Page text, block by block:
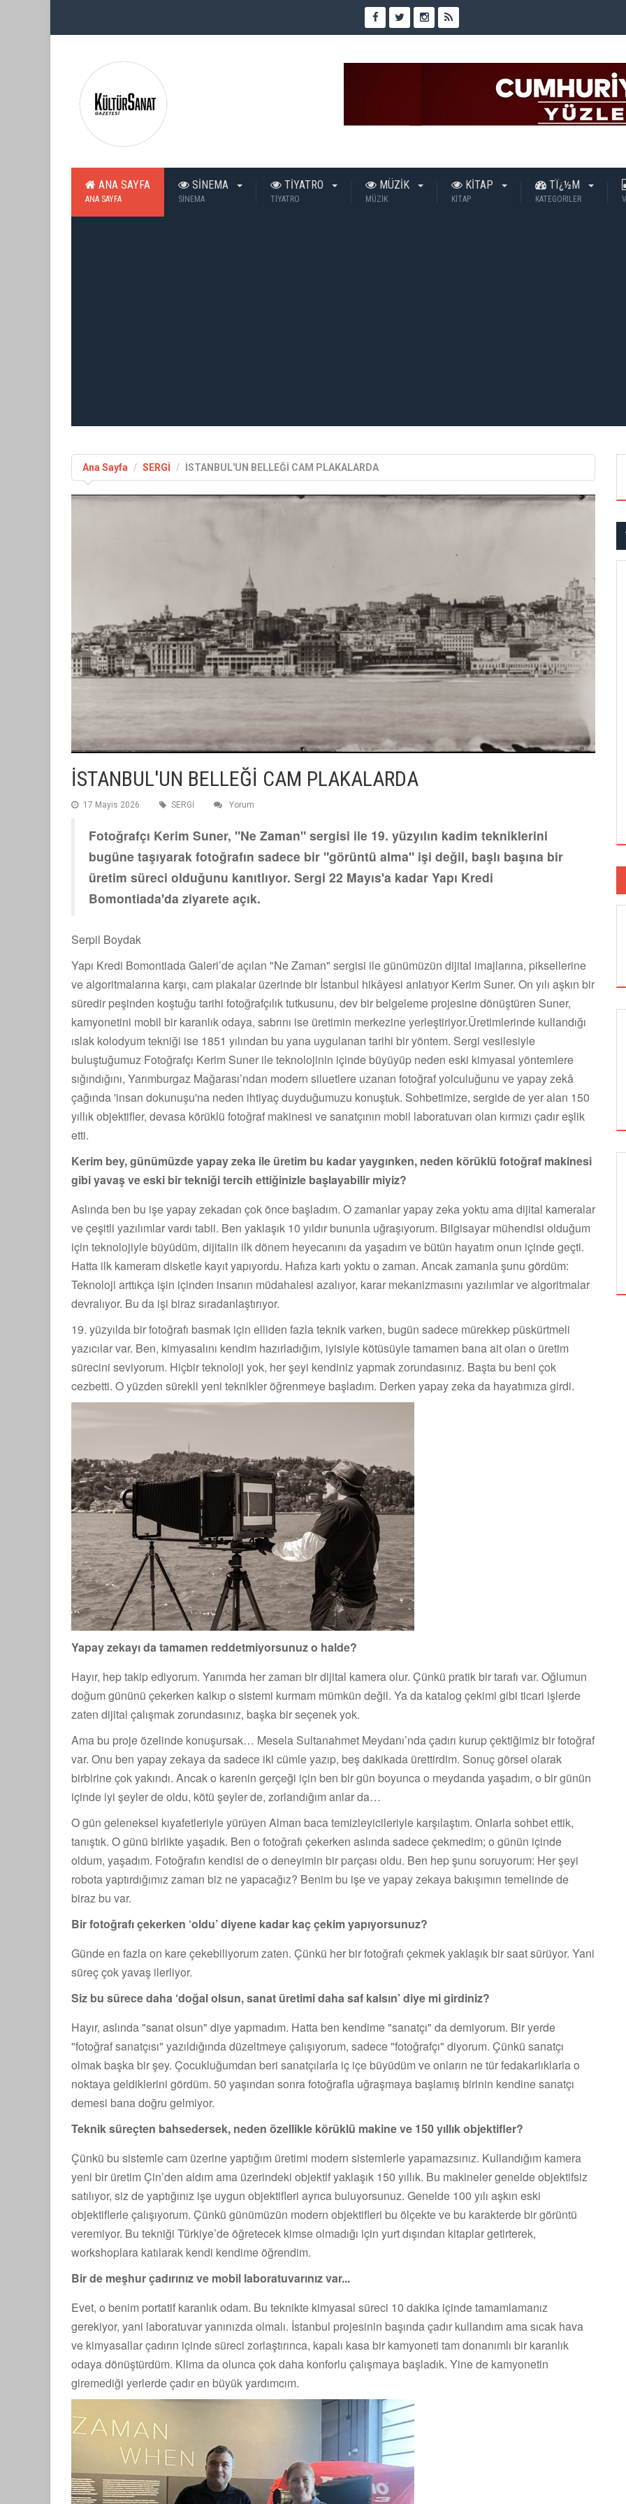
ANA SAYFA
ANA SAYFA
SİNEMA
SİNEMA
TİYATRO
TİYATRO
MÜZİK
MÜZİK
KİTAP
KİTAP
TÏ¿½M
KATEGORILER
Ana Sayfa SERGİ İSTANBUL'UN BELLEĞİ CAM PLAKALARDA
İSTANBUL'UN BELLEĞİ CAM PLAKALARDA
17 Mayis 2026 SERGİ Yorum
Fotoğrafçı Kerim Suner, "Ne Zaman" sergisi ile 19. yüzyılın kadim tekniklerini
bugüne taşıyarak fotoğrafın sadece bir "görüntü alma" işi değil, başlı başına bir
üretim süreci olduğunu kanıtlıyor. Sergi 22 Mayıs'a kadar Yapı Kredi
Bomontiada'da ziyarete açık.
Serpil Boydak
Yapı Kredi Bomontiada Galeri’de açılan "Ne Zaman" sergisi ile günümüzün dijital imajlarına, piksellerine
ve algoritmalarına karşı, cam plakalar üzerinde bir İstanbul hikâyesi anlatıyor Kerim Suner. On yılı aşkın bir
süredir peşinden koştuğu tarihi fotoğrafçılık tutkusunu, dev bir belgeleme projesine dönüştüren Suner,
kamyonetini mobil bir karanlık odaya, sabrını ise üretimin merkezine yerleştiriyor.Üretimlerinde kullandığı
ıslak kolodyum tekniği ise 1851 yılından bu yana uygulanan tarihi bir yöntem. Sergi vesilesiyle
buluştuğumuz Fotoğrafçı Kerim Suner ile teknolojinin içinde büyüyüp neden eski kimyasal yöntemlere
sığındığını, Yarımburgaz Mağarası’ndan modern siluetlere uzanan fotoğraf yolculuğunu ve yapay zekâ
çağında 'insan dokunuşu'na neden ihtiyaç duyduğumuzu konuştuk. Sohbetimize, sergide de yer alan 150
yıllık objektifler, devasa körüklü fotoğraf makinesi ve sanatçının mobil laboratuvarı olan kırmızı çadır eşlik
etti.
Kerim bey, günümüzde yapay zeka ile üretim bu kadar yaygınken, neden körüklü fotoğraf makinesi
gibi yavaş ve eski bir tekniği tercih ettiğinizle başlayabilir miyiz?
Aslında ben bu işe yapay zekadan çok önce başladım. O zamanlar yapay zeka yoktu ama dijital kameralar
ve çeşitli yazılımlar vardı tabii. Ben yaklaşık 10 yıldır bununla uğraşıyorum. Bilgisayar mühendisi olduğum
için teknolojiyle büyüdüm, dijitalin ilk dönem heyecanını da yaşadım ve bütün hayatım onun içinde geçti.
Hatta ilk kameram disketle kayıt yapıyordu. Hafıza kartı yoktu o zaman. Ancak zamanla şunu gördüm:
Teknoloji arttıkça işin içinden insanın müdahalesi azalıyor, karar mekanizmasını yazılımlar ve algoritmalar
devralıyor. Bu da işi biraz sıradanlaştırıyor.
19. yüzyılda bir fotoğrafı basmak için elliden fazla teknik varken, bugün sadece mürekkep püskürtmeli
yazıcılar var. Ben, kimyasalını kendim hazırladığım, iyisiyle kötüsüyle tamamen bana ait olan o üretim
sürecini seviyorum. Hiçbir teknoloji yok, her şeyi kendiniz yapmak zorundasınız. Başta bu beni çok
cezbetti. O yüzden sürekli yeni teknikler öğrenmeye başladım. Derken yapay zeka da hayatımıza girdi.
Yapay zekayı da tamamen reddetmiyorsunuz o halde?
Hayır, hep takip ediyorum. Yanımda her zaman bir dijital kamera olur. Çünkü pratik bir tarafı var. Oğlumun
doğum gününü çekerken kalkıp o sistemi kurmam mümkün değil. Ya da katalog çekimi gibi ticari işlerde
zaten dijital çalışmak zorundasınız, başka bir seçenek yok.
Ama bu proje özelinde konuşursak… Mesela Sultanahmet Meydanı’nda çadırı kurup çektiğimiz bir fotoğraf
var. Onu ben yapay zekaya da sadece iki cümle yazıp, beş dakikada ürettirdim. Sonuç görsel olarak
birbirine çok yakındı. Ancak o karenin gerçeği için ben bir gün boyunca o meydanda yaşadım, o bir günün
içinde iyi şeyler de oldu, kötü şeyler de, zorlandığım anlar da…
O gün geleneksel kıyafetleriyle yürüyen Alman baca temizleyicileriyle karşılaştım. Onlarla sohbet ettik,
tanıştık. O günü birlikte yaşadık. Ben o fotoğrafı çekerken aslında sadece çekmedim; o günün içinde
oldum, yaşadım. Fotoğrafın kendisi de o deneyimin bir parçası oldu. Ben hep şunu soruyorum: Her şeyi
robota yaptırdığımız zaman biz ne yapacağız? Benim bu işe ve yapay zekaya bakışımın temelinde de
biraz bu var.
Bir fotoğrafı çekerken ‘oldu’ diyene kadar kaç çekim yapıyorsunuz?
Günde en fazla on kare çekebiliyorum zaten. Çünkü her bir fotoğrafı çekmek yaklaşık bir saat sürüyor. Yani
süreç çok yavaş ilerliyor.
Siz bu sürece daha ‘doğal olsun, sanat üretimi daha saf kalsın’ diye mi girdiniz?
Hayır, aslında "sanat olsun" diye yapmadım. Hatta ben kendime "sanatçı" da demiyorum. Bir yerde
"fotoğraf sanatçısı" yazıldığında düzeltmeye çalışıyorum, sadece "fotoğrafçı" diyorum. Çünkü sanatçı
olmak başka bir şey. Çocukluğumdan beri sanatçılarla iç içe büyüdüm ve onların ne tür fedakarlıklarla o
noktaya geldiklerini gördüm. 50 yaşından sonra fotoğrafla uğraşmaya başlamış birinin kendine sanatçı
demesi bana doğru gelmiyor.
Teknik süreçten bahsedersek, neden özellikle körüklü makine ve 150 yıllık objektifler?
Çünkü bu sistemle cam üzerine yaptığım üretimi modern sistemlerle yapamazsınız. Kullandığım kamera
yeni bir üretim Çin’den aldım ama üzerindeki objektif yaklaşık 150 yıllık. Bu makineler genelde objektifsiz
satılıyor, siz de yaptığınız işe uygun objektifleri ayrıca buluyorsunuz. Genelde 100 yılı aşkın eski
objektiflerle çalışıyorum. Çünkü günümüzün modern objektifleri bu ölçekte ve bu karakterde bir görüntü
veremiyor. Bu tekniği Türkiye’de öğretecek kimse olmadığı için yurt dışından kitaplar getirterek,
workshoplara katılarak kendi kendime öğrendim.
Bir de meşhur çadırınız ve mobil laboratuvarınız var...
Evet, o benim portatif karanlık odam. Bu teknikte kimyasal süreci 10 dakika içinde tamamlamanız
gerekiyor, yani laboratuvar yanınızda olmalı. İstanbul projesinin başında çadır kullandım ama sıcak hava
ve kimyasallar çadırın içinde süreci zorlaştırınca, kapalı kasa bir kamyoneti tam donanımlı bir karanlık
odaya dönüştürdüm. Klima da olunca çok daha konforlu çalışmaya başladık. Yine de kamyonetin
giremediği yerlerde çadır en büyük yardımcım.
ALTIN KOZA'NIN ONUR ÖDÜLLERİ FERZAN
ÖZPETEK VE VAHİDE PERÇİN'İN